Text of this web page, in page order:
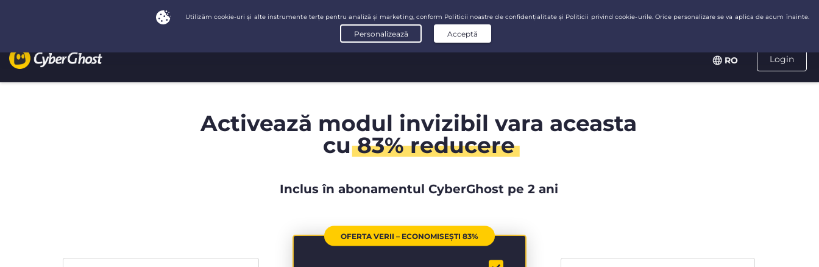
Login
RO
Activează modul invizibil vara aceasta
cu83% reducere
Inclus în abonamentul CyberGhost pe 2 ani
OFERTA VERII – ECONOMISEȘTI 83%